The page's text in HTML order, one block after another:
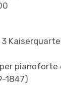
pianoforte
1847)